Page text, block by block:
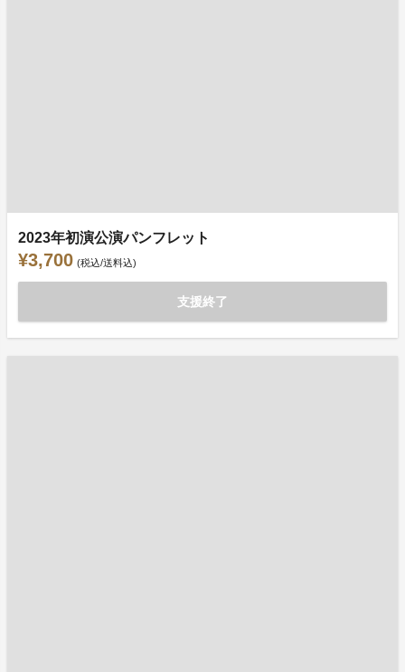
2023年初演公演パンフレット
¥3,700 (税込/送料込)
支援終了